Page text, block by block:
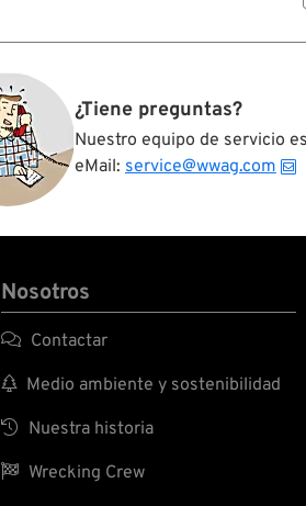
¿Tiene preguntas?
Nuestro equipo de servicio
eMail: service@wwag.com
Nosotros
 Contactar
 Medio ambiente y sostenibilidad
 Nuestra historia
 Wrecking Crew